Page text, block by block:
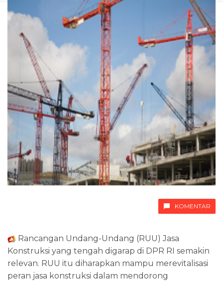
KOMENTAR
Rancangan Undang-Undang (RUU) Jasa
Konstruksi yang tengah digarap di DPR RI semakin
relevan. RUU itu diharapkan mampu merevitalisasi
peran jasa konstruksi dalam mendorong